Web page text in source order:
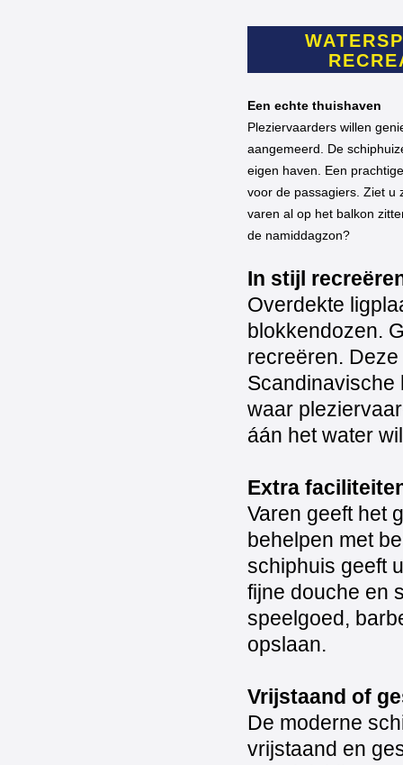
Een echte thuishaven
Pleziervaarders willen
aangemeerd. De
eigen haven. Een
voor de passagiers. Ziet u
varen al op het balkon
de namiddagzon?
In stijl
Overdekte
blokkendozen.
recreëren.
Scandinavische
waar
áán het water
Extra
Varen geeft het
behelpen met
schiphuis geeft
fijne douche en
speelgoed,
opslaan.
Vrijstaand of
De moderne
vrijstaand en